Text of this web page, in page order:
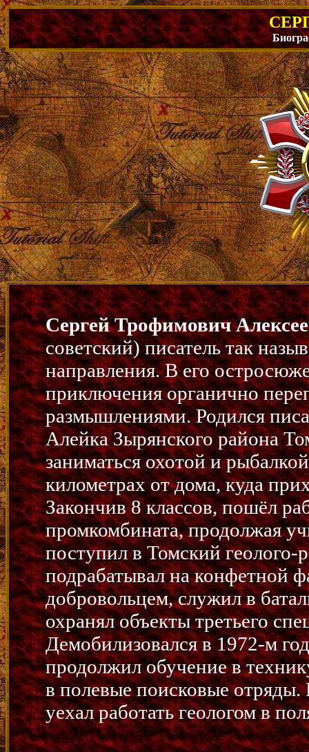
Сергей Трофимович
советский) писатель так
направления. В его
приключения органично
размышлениями. Родился
Алейка Зырянского района
заниматься охотой и
километрах от дома, куда
Закончив 8 классов, пошёл
промкомбината, продолжая
поступил в Томский
подрабатывал на конфетной
добровольцем, служил в
охранял объекты третьего
Демобилизовался в 1972-м
продолжил обучение в
в полевые поисковые
уехал работать геологом в